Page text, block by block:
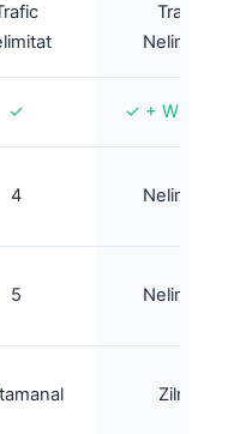
Trafic
Nelimitat
✓ ✓ +
4 Nelimitat
5 Nelimitat
Zilnic